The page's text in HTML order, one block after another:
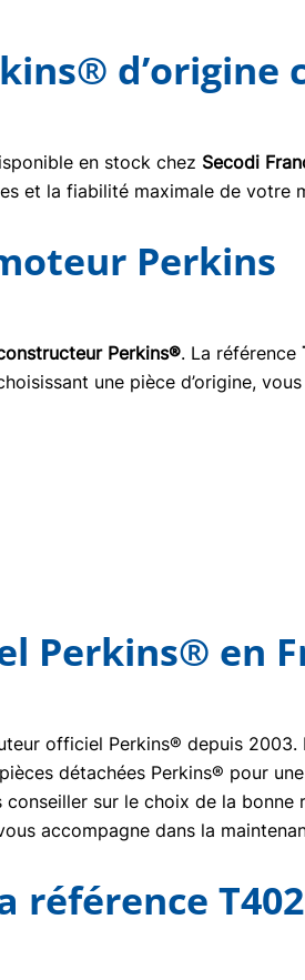
en stock chez Secodi
et la fiabilité maximale de votre
Perkins
Perkins®. La référence
une pièce d’origine,
Perkins® en
officiel Perkins® depuis 2003.
détachées Perkins® pour
sur le choix de la bonne
accompagne dans la